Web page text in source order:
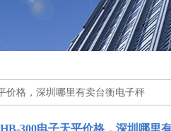
价格，深圳哪里有卖台衡电子秤
300电子天平价格，深圳哪里